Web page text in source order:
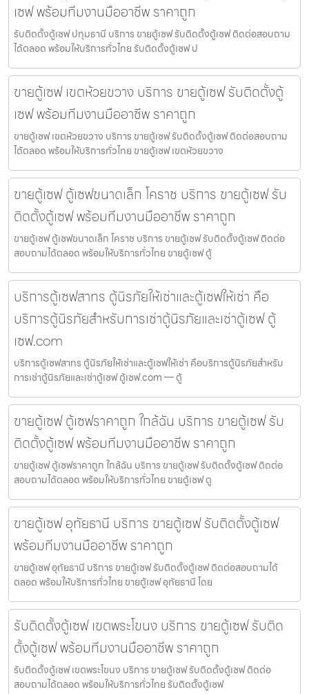
เซฟ พร้อมทีมงานมืออาชีพ ราคาถูก
รับติดตั้งตู้เซฟ ปทุมธานี บริการ ขายตู้เซฟ รับติดตั้งตู้เซฟ ติดต่อสอบถาม
ได้ตลอด พร้อมให้บริการทั่วไทย รับติดตั้งตู้เซฟ ป
ขายตู้เซฟ เขตห้วยขวาง บริการ ขายตู้เซฟ รับติดตั้งตู้
เซฟ พร้อมทีมงานมืออาชีพ ราคาถูก
ขายตู้เซฟ เขตห้วยขวาง บริการ ขายตู้เซฟ รับติดตั้งตู้เซฟ ติดต่อสอบถาม
ได้ตลอด พร้อมให้บริการทั่วไทย ขายตู้เซฟ เขตห้วยขวาง
ขายตู้เซฟ ตู้เซฟขนาดเล็ก โคราช บริการ ขายตู้เซฟ รับ
ติดตั้งตู้เซฟ พร้อมทีมงานมืออาชีพ ราคาถูก
ขายตู้เซฟ ตู้เซฟขนาดเล็ก โคราช บริการ ขายตู้เซฟ รับติดตั้งตู้เซฟ ติดต่อ
สอบถามได้ตลอด พร้อมให้บริการทั่วไทย ขายตู้เซฟ ตู้
บริการตู้เซฟสาทร ตู้นิรภัยให้เช่าและตู้เซฟให้เช่า คือ
บริการตู้นิรภัยสำหรับการเช่าตู้นิรภัยและเช่าตู้เซฟ ตู้
เซฟ.com
บริการตู้เซฟสาทร ตู้นิรภัยให้เช่าและตู้เซฟให้เช่า คือบริการตู้นิรภัยสำหรับ
การเช่าตู้นิรภัยและเช่าตู้เซฟ ตู้เซฟ.com — ตู้
ขายตู้เซฟ ตู้เซฟราคาถูก ใกล้ฉัน บริการ ขายตู้เซฟ รับ
ติดตั้งตู้เซฟ พร้อมทีมงานมืออาชีพ ราคาถูก
ขายตู้เซฟ ตู้เซฟราคาถูก ใกล้ฉัน บริการ ขายตู้เซฟ รับติดตั้งตู้เซฟ ติดต่อ
สอบถามได้ตลอด พร้อมให้บริการทั่วไทย ขายตู้เซฟ ตู
ขายตู้เซฟ อุทัยธานี บริการ ขายตู้เซฟ รับติดตั้งตู้เซฟ
พร้อมทีมงานมืออาชีพ ราคาถูก
ขายตู้เซฟ อุทัยธานี บริการ ขายตู้เซฟ รับติดตั้งตู้เซฟ ติดต่อสอบถามได้
ตลอด พร้อมให้บริการทั่วไทย ขายตู้เซฟ อุทัยธานี โดย
รับติดตั้งตู้เซฟ เขตพระโขนง บริการ ขายตู้เซฟ รับติด
ตั้งตู้เซฟ พร้อมทีมงานมืออาชีพ ราคาถูก
รับติดตั้งตู้เซฟ เขตพระโขนง บริการ ขายตู้เซฟ รับติดตั้งตู้เซฟ ติดต่อ
สอบถามได้ตลอด พร้อมให้บริการทั่วไทย รับติดตั้งตู้เซฟ